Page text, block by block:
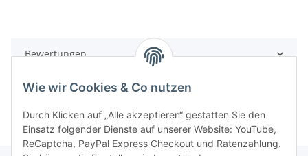
Bewertungen
Wie wir Cookies & Co nutzen
Durch Klicken auf „Alle akzeptieren“ gestatten Sie den
Einsatz folgender Dienste auf unserer Website: YouTube,
ReCaptcha, PayPal Express Checkout und Ratenzahlung.